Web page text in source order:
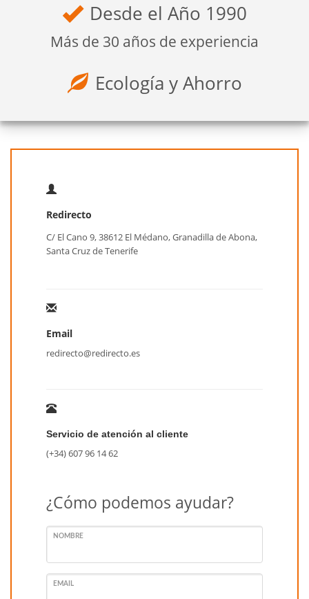
Desde el Año 1990
Más de 30 años de experiencia
Ecología y Ahorro
Redirecto
C/ El Cano 9, 38612 El Médano, Granadilla de Abona,
Santa Cruz de Tenerife
Email
redirecto@redirecto.es
Servicio de atención al cliente
(+34) 607 96 14 62
¿Cómo podemos ayudar?
NOMBRE
EMAIL